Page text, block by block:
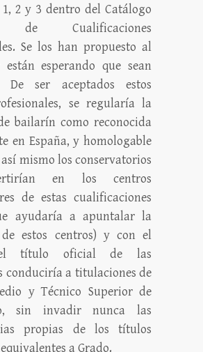
2 y 3 dentro del Catálogo
de Cualificaciones
Se los han propuesto al
están esperando que sean
De ser aceptados estos
se regularía la
bailarín como reconocida
en España, y homologable
mismo los conservatorios
en los centros
de estas cualificaciones
ayudaría a apuntalar la
de estos centros) y con el
título oficial de las
conduciría a titulaciones de
y Técnico Superior de
sin invadir nunca las
propias de los títulos
a Grado.